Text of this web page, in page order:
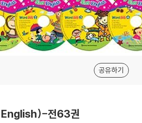
공유하기
English)-전63권